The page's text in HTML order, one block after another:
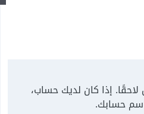
إذا كان لديك حساب،
حسابك.